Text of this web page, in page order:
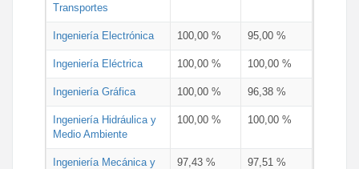
Transportes
Ingeniería Electrónica 100,00 % 95,00 %
Ingeniería Eléctrica 100,00 % 100,00 %
Ingeniería Gráfica 100,00 % 96,38 %
Ingeniería Hidráulica y
Medio Ambiente
100,00 % 100,00 %
Ingeniería Mecánica y
97,43 % 97,51 %